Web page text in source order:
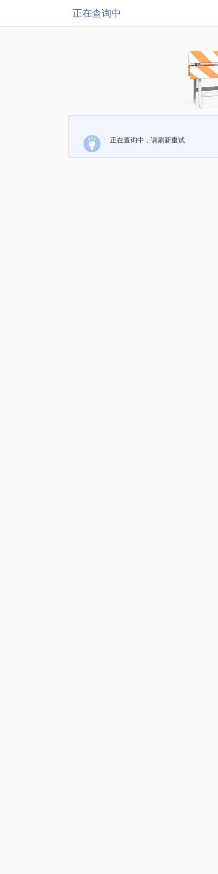
正在查询中
正在查询中，请刷新重试